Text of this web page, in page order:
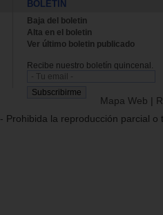
BOLETÍN
Baja del boletin
Alta en el boletin
Ver último boletin publicado
Recibe nuestro boletín quincenal.
Mapa Web |
- Prohibida la reproducción parcial o